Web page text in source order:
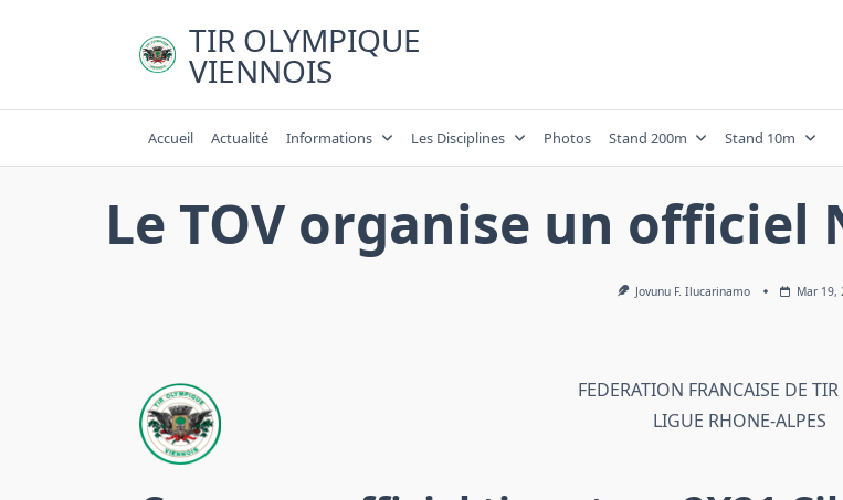
TIR OLYMPIQUE
VIENNOIS
Accueil Actualité Informations Les Disciplines Photos Stand 200m Stand 10m
Le TOV organise un officiel
Jovunu F. Ilucarinamo Mar 19,
FEDERATION FRANCAISE DE TIR
LIGUE RHONE-ALPES